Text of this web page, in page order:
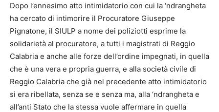
Dopo l’ennesimo atto intimidatorio con cui la ‘ndrangheta
ha cercato di intimorire il Procuratore Giuseppe
Pignatone, il SIULP a nome dei poliziotti esprime la
solidarietà al procuratore, a tutti i magistrati di Reggio
Calabria e anche alle forze dell’ordine impegnati, in quella
che è una vera e propria guerra, e alla società civile di
Reggio Calabria che già nel precedente atto intimidatorio
si era ribellata, senza se e senza ma, alla ‘ndrangheta e
all’anti Stato che la stessa vuole affermare in quella